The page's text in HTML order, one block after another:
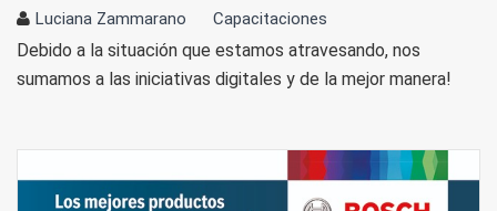
Luciana Zammarano Capacitaciones
Debido a la situación que estamos atravesando, nos
sumamos a las iniciativas digitales y de la mejor manera!